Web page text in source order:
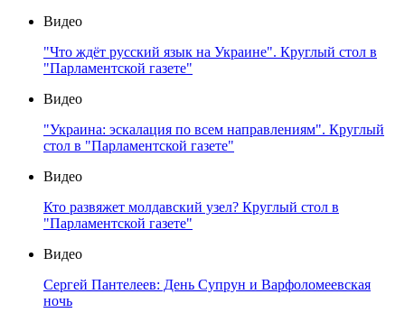
Видео
"Что ждёт русский язык на Украине". Круглый стол в
"Парламентской газете"
Видео
"Украина: эскалация по всем направлениям". Круглый
стол в "Парламентской газете"
Видео
Кто развяжет молдавский узел? Круглый стол в
"Парламентской газете"
Видео
Сергей Пантелеев: День Супрун и Варфоломеевская
ночь